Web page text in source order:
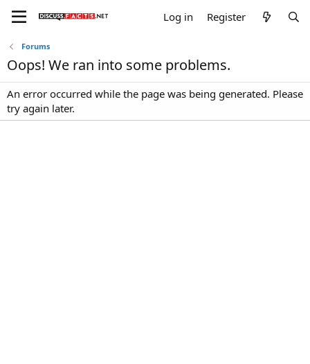
Log in Register
Forums
Oops! We ran into some problems.
An error occurred while the page was being generated. Please
try again later.